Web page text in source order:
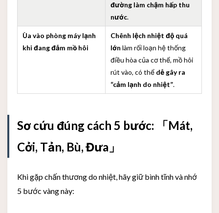
đường làm chậm hấp thu
nước.
Ùa vào phòng máy lạnh
khi đang đẫm mồ hôi
Chênh lệch nhiệt độ quá
lớn làm rối loạn hệ thống
điều hòa của cơ thể, mồ hôi
rút vào, có thể dễ gây ra
“cảm lạnh do nhiệt”.
Sơ cứu đúng cách 5 bước: 「Mát,
Cởi, Tản, Bù, Đưa」
Khi gặp chấn thương do nhiệt, hãy giữ bình tĩnh và nhớ
5 bước vàng này: